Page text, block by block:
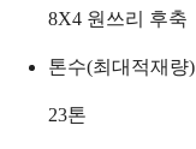
8X4 원쓰리 후축
톤수(최대적재량)
23톤